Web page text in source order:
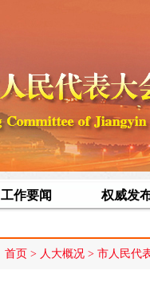
工作要闻 权威发
首页 > 人大概况 > 市人民代